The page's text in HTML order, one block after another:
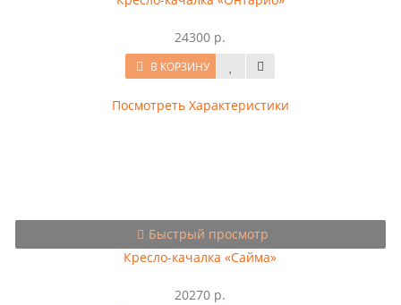
24300 р.
В КОРЗИНУ
Посмотреть Характеристики
Быстрый просмотр
Кресло-качалка «Сайма»
20270 р.